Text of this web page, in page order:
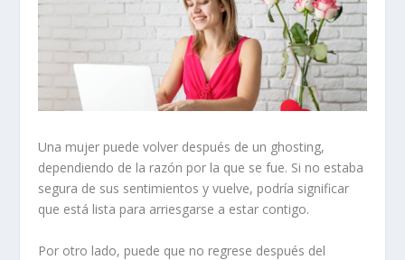
Una mujer puede volver después de un ghosting,
dependiendo de la razón por la que se fue. Si no estaba
segura de sus sentimientos y vuelve, podría significar
que está lista para arriesgarse a estar contigo.
Por otro lado, puede que no regrese después del